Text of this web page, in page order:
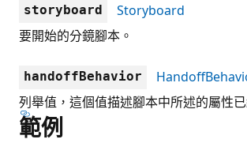
storyboard
Storyboard
要開始的分鏡腳本。
handoffBehavior
列舉值，這個值描述腳本中所述的屬性
範例